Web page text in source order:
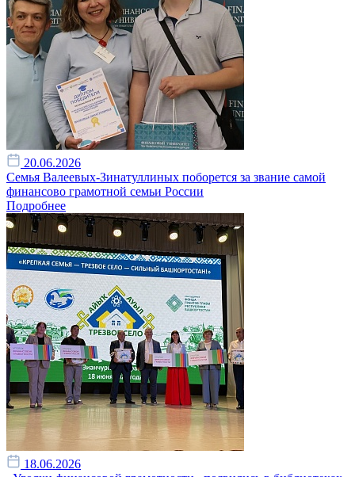
20.06.2026
Семья Валеевых-Зинатуллиных поборется за звание самой
финансово грамотной семьи России
Подробнее
18.06.2026